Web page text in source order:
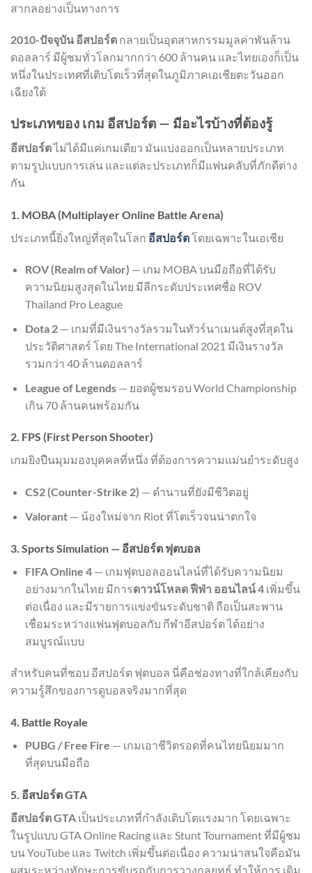
สากลอย่างเป็นทางการ
2010-ปัจจุบัน อีสปอร์ต กลายเป็นอุตสาหกรรมมูลค่าพันล้าน
ดอลลาร์ มีผู้ชมทั่วโลกมากกว่า 600 ล้านคน และไทยเองก็เป็น
หนึ่งในประเทศที่เติบโตเร็วที่สุดในภูมิภาคเอเชียตะวันออก
เฉียงใต้
ประเภทของ เกม อีสปอร์ต — มีอะไรบ้างที่ต้องรู้
อีสปอร์ตไม่ได้มีแค่เกมเดียว มันแบ่งออกเป็นหลายประเภท
ตามรูปแบบการเล่น และแต่ละประเภทก็มีแฟนคลับที่ภักดีต่าง
กัน
1. MOBA (Multiplayer Online Battle Arena)
ประเภทนี้ยิ่งใหญ่ที่สุดในโลก อีสปอร์ตโดยเฉพาะในเอเชีย
ROV (Realm of Valor) — เกม MOBA บนมือถือที่ได้รับ
ความนิยมสูงสุดในไทย มีลีกระดับประเทศชื่อ ROV
Thailand Pro League
Dota 2— เกมที่มีเงินรางวัลรวมในทัวร์นาเมนต์สูงที่สุดใน
ประวัติศาสตร์ โดย The International 2021 มีเงินรางวัล
รวมกว่า 40 ล้านดอลลาร์
League of Legends— ยอดผู้ชมรอบ World Championship
เกิน 70 ล้านคนพร้อมกัน
2. FPS (First Person Shooter)
เกมยิงปืนมุมมองบุคคลที่หนึ่ง ที่ต้องการความแม่นยำระดับสูง
CS2 (Counter-Strike 2) — ตำนานที่ยังมีชีวิตอยู่
Valorant— น้องใหม่จาก Riot ที่โตเร็วจนน่าตกใจ
3. Sports Simulation — อีสปอร์ต ฟุตบอล
FIFA Online 4— เกมฟุตบอลออนไลน์ที่ได้รับความนิยม
อย่างมากในไทย มีการดาวน์โหลด ฟีฟ่า ออนไลน์ 4เพิ่มขึ้น
ต่อเนื่อง และมีรายการแข่งขันระดับชาติ ถือเป็นสะพาน
เชื่อมระหว่างแฟนฟุตบอลกับ กีฬาอีสปอร์ต ได้อย่าง
สมบูรณ์แบบ
สำหรับคนที่ชอบ อีสปอร์ต ฟุตบอล นี่คือช่องทางที่ใกล้เคียงกับ
ความรู้สึกของการดูบอลจริงมากที่สุด
4. Battle Royale
PUBG / Free Fire — เกมเอาชีวิตรอดที่คนไทยนิยมมาก
ที่สุดบนมือถือ
5. อีสปอร์ต GTA
อีสปอร์ต GTA เป็นประเภทที่กำลังเติบโตแรงมาก โดยเฉพาะ
ในรูปแบบ GTA Online Racing และ Stunt Tournament ที่มีผู้ชม
บน YouTube และ Twitch เพิ่มขึ้นต่อเนื่อง ความน่าสนใจคือมัน
ผสมระหว่างทักษะการขับรถกับการวางกลยุทธ์ ทำให้การ เดิม